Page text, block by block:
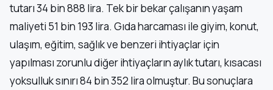
tutarı 34 bin 888 lira. Tek bir bekar çalışanın yaşam
maliyeti 51 bin 193 lira. Gıda harcaması ile giyim, konut,
ulaşım, eğitim, sağlık ve benzeri ihtiyaçlar için
yapılması zorunlu diğer ihtiyaçların aylık tutarı, kısacası
yoksulluk sınırı 84 bin 352 lira olmuştur. Bu sonuçlara